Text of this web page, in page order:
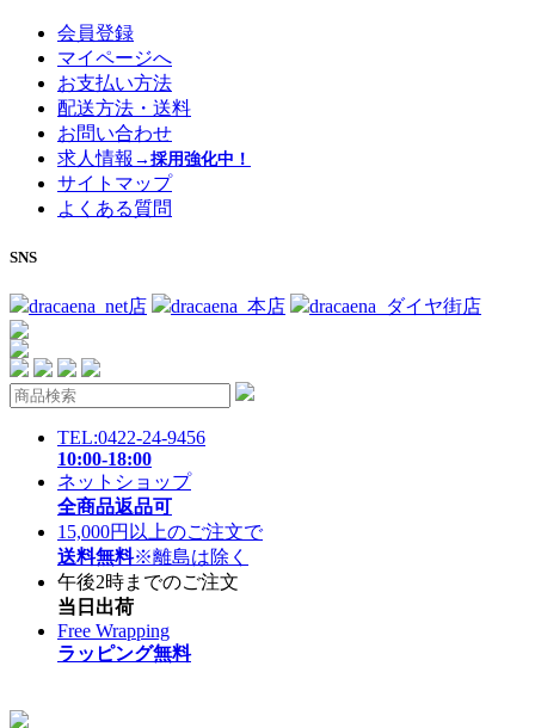
会員登録
マイページへ
お支払い方法
配送方法・送料
お問い合わせ
求人情報 →採用強化中！
サイトマップ
よくある質問
SNS
dracaena_net店 dracaena_本店 dracaena_ダイヤ街店
TEL:0422-24-9456
10:00-18:00
ネットショップ
全商品返品可
15,000円以上のご注文で
送料無料※離島は除く
午後2時までのご注文
当日出荷
Free Wrapping
ラッピング無料